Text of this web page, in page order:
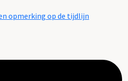
opmerking op de tijdlijn